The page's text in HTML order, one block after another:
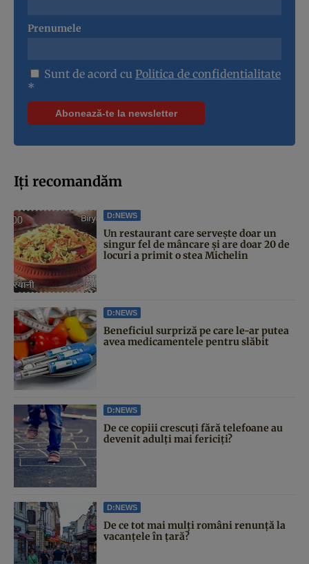
Prenumele
Sunt de acord cu Politica de confidentialitate
*
Iți recomandăm
D:NEWS
Un restaurant care servește doar un
singur fel de mâncare și are doar 20 de
locuri a primit o stea Michelin
D:NEWS
Beneficiul surpriză pe care le-ar putea
avea medicamentele pentru slăbit
D:NEWS
De ce copiii crescuți fără telefoane au
devenit adulți mai fericiți?
D:NEWS
De ce tot mai mulți români renunță la
vacanțele în țară?